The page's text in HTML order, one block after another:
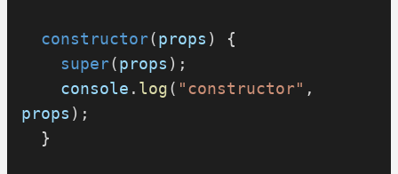
  constructor
(props ) {
    super
(props );
    console
. log( "constructor"
props );
  }